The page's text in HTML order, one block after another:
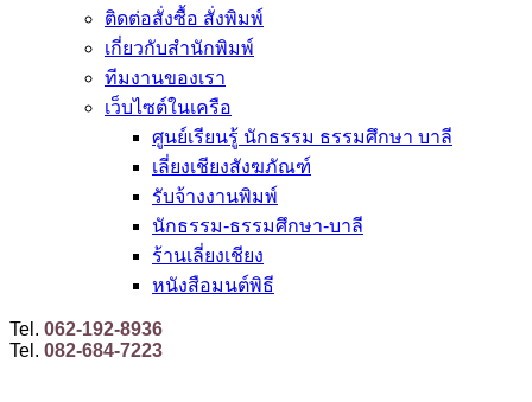
ติดต่อสั่งซื้อ สั่งพิมพ์
เกี่ยวกับสำนักพิมพ์
ทีมงานของเรา
เว็บไซต์ในเครือ
ศูนย์เรียนรู้ นักธรรม ธรรมศึกษา บาลี
เลี่ยงเชียงสังฆภัณฑ์
รับจ้างงานพิมพ์
นักธรรม-ธรรมศึกษา-บาลี
ร้านเลี่ยงเชียง
หนังสือมนต์พิธี
Tel. 062-192-8936
Tel. 082-684-7223